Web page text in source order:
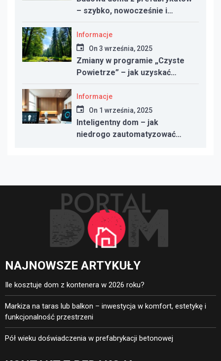
– szybko, nowocześnie i
taniej?
Informacje
On 3 września, 2025
Zmiany w programie „Czyste
Powietrze” – jak uzyskać
dotację w 2025 roku
Informacje
On 1 września, 2025
Inteligentny dom – jak
niedrogo zautomatyzować
NAJNOWSZE ARTYKUŁY
Ile kosztuje dom z kontenera w 2026 roku?
Markiza na taras lub balkon – inwestycja w komfort, estetykę i
funkcjonalność przestrzeni
Pół wieku doświadczenia w prefabrykacji betonowej